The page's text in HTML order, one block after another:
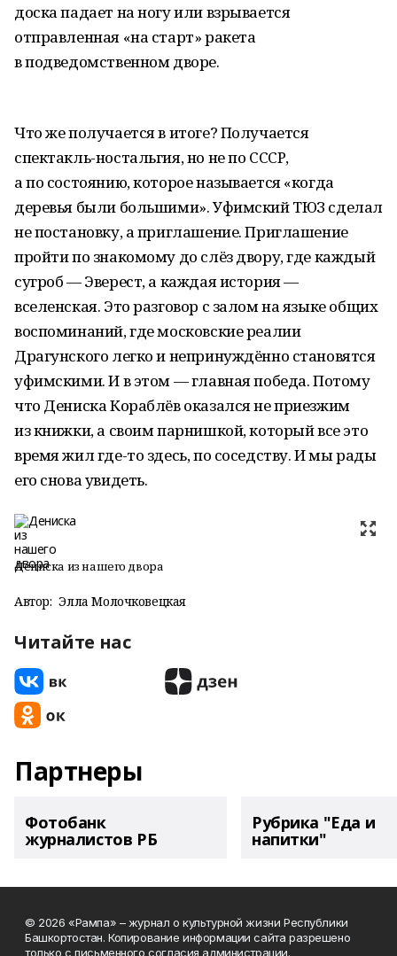
доска падает на ногу или взрывается
отправленная «на старт» ракета
в подведомственном дворе.
Что же получается в итоге? Получается
спектакль-ностальгия, но не по СССР,
а по состоянию, которое называется «когда
деревья были большими». Уфимский ТЮЗ сделал
не постановку, а приглашение. Приглашение
пройти по знакомому до слёз двору, где каждый
сугроб — Эверест, а каждая история —
вселенская. Это разговор с залом на языке общих
воспоминаний, где московские реалии
Драгунского легко и непринуждённо становятся
уфимскими. И в этом — главная победа. Потому
что Дениска Кораблёв оказался не приезжим
из книжки, а своим парнишкой, который все это
время жил где-то здесь, по соседству. И мы рады
его снова увидеть.
Дениска из нашего двора
Автор: Элла Молочковецкая
Читайте нас
Партнеры
Фотобанк
журналистов РБ
Рубрика "Еда и
напитки"
© 2026 «Рампа» – журнал о культурной жизни Республики
Башкортостан. Копирование информации сайта разрешено
только с письменного согласия администрации.